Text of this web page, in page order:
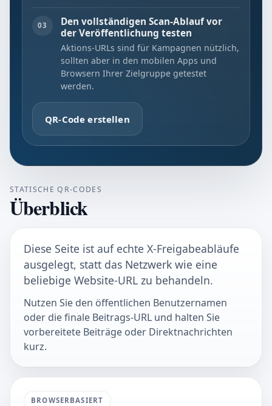
03
Den vollständigen Scan-Ablauf vor
der Veröffentlichung testen
Aktions-URLs sind für Kampagnen nützlich,
sollten aber in den mobilen Apps und
Browsern Ihrer Zielgruppe getestet
werden.
QR-Code erstellen
STATISCHE QR-CODES
Überblick
Diese Seite ist auf echte X-Freigabeabläufe
ausgelegt, statt das Netzwerk wie eine
beliebige Website-URL zu behandeln.
Nutzen Sie den öffentlichen Benutzernamen
oder die finale Beitrags-URL und halten Sie
vorbereitete Beiträge oder Direktnachrichten
kurz.
BROWSERBASIERT